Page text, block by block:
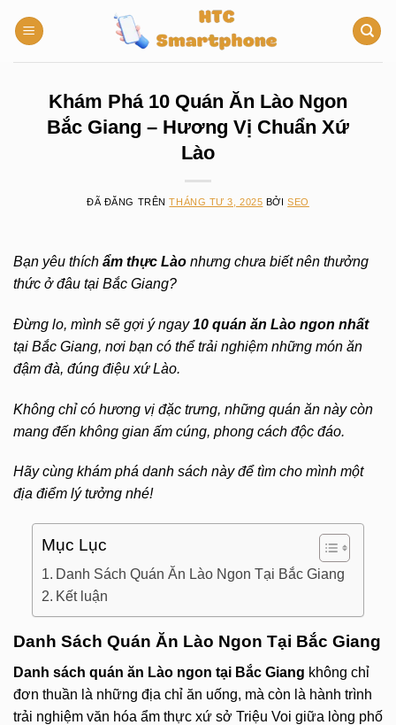
đến
Khám Phá 10 Quán Ăn Lào Ngon
Bắc Giang – Hương Vị Chuẩn Xứ
Lào
ĐÃ ĐĂNG TRÊNTHÁNG TƯ 3, 2025 BỞISEO
Bạn yêu thích ẩm thực Lào nhưng chưa biết nên thưởng
thức ở đâu tại Bắc Giang?
Đừng lo, mình sẽ gợi ý ngay10 quán ăn Lào ngon nhất
tại Bắc Giang, nơi bạn có thể trải nghiệm những món ăn
đậm đà, đúng điệu xứ Lào.
Không chỉ có hương vị đặc trưng, những quán ăn này còn
mang đến không gian ấm cúng, phong cách độc đáo.
Hãy cùng khám phá danh sách này để tìm cho mình một
địa điểm lý tưởng nhé!
Mục Lục
Danh Sách Quán Ăn Lào Ngon Tại Bắc Giang
Kết luận
Danh Sách Quán Ăn Lào Ngon Tại Bắc Giang
Danh sách quán ăn Lào ngon tại Bắc Giang không chỉ
đơn thuần là những địa chỉ ăn uống, mà còn là hành trình
trải nghiệm văn hóa ẩm thực xứ sở Triệu Voi giữa lòng phố